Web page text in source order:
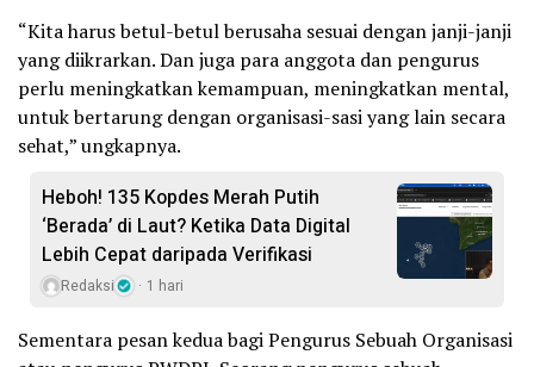
“Kita harus betul-betul berusaha sesuai dengan janji-janji
yang diikrarkan. Dan juga para anggota dan pengurus
perlu meningkatkan kemampuan, meningkatkan mental,
untuk bertarung dengan organisasi-sasi yang lain secara
sehat,” ungkapnya.
Heboh! 135 Kopdes Merah Putih
‘Berada’ di Laut? Ketika Data Digital
Lebih Cepat daripada Verifikasi
Redaksi 1 hari
Sementara pesan kedua bagi Pengurus Sebuah Organisasi